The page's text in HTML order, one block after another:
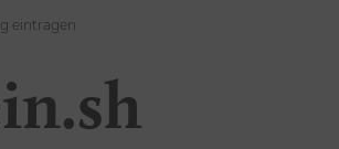
eintragen